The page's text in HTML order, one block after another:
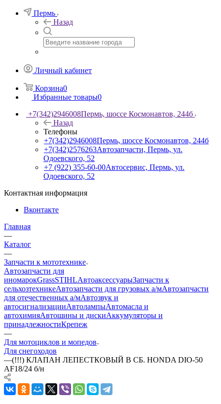
Пермь
Назад
Личный кабинет
Корзина0
Избранные товары0
+7(342)2946008Пермь, шоссе Космонавтов, 244б
Назад
Телефоны
+7(342)2946008Пермь, шоссе Космонавтов, 244б
+7(342)2576263Автозапчасти, Пермь, ул.
Одоевского, 52
+7 (922) 355-60-00Автосервис, Пермь, ул.
Одоевского, 52
Контактная информация
Вконтакте
Главная
—
Каталог
—
Запчасти к мототехнике
Автозапчасти для
иномарокGrassSTIHLАвтоаксессуарыЗапчасти к
сельхозтехникеАвтозапчасти для грузовых а/мАвтозапчасти
для отечественных а/мАвтозвук и
автосигнализацииАвтолампыАвтомасла и
автохимияАвтошины и дискиАккумуляторы и
принадлежностиКрепеж
—
Для мотоциклов и мопедов
Для снегоходов
—(!!!) КЛАПАН ЛЕПЕСТКОВЫЙ В СБ. HONDA DIO-50
AF18/24 б/н